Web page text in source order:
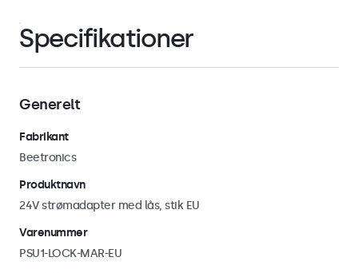
Specifikationer
Generelt
Fabrikant
Beetronics
Produktnavn
24V strømadapter med lås, stik EU
Varenummer
PSU1-LOCK-MAR-EU